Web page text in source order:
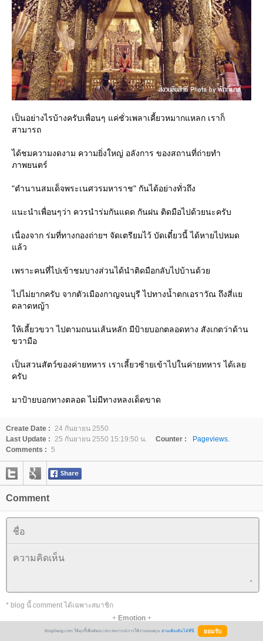
เป็นอย่างไรบ้างครับเพื่อนๆ แค่ชั่วเพลาเคี้ยวหมากแหลก เราก็
สามารถ
ได้ชมความงดงาม ความยิ่งใหญ่ อลังการ ของสถานที่ถ่ายทำ
ภาพยนตร์
"ตำนานสมเด็จพระเนศวรมหาราช" กันได้อย่างทั่วถึง
แนะนำเพื่อนๆว่า ควรนำร่มกันแดด กันฝน ติดมือไปด้วยนะครับ
เนื่องจาก ร่มที่ทางกองถ่ายฯ จัดเตรียมไว้ บัดเดี๋ยวนี้ ได้หายไปหมด
แล้ว
เพราะคนที่ไปเข้าชมบางส่วนได้นำติดมือกลับไปบ้านด้วย
ไปไม่ยากครับ จากตัวเมืองกาญจนบุรี ไปทางน้ำตกเอราวัณ ถึงสี่แย
ดลาดหญ้า
ให้เลี้ยวขวา ไปตามถนนเส้นหลัก มีป้ายบอกตลอดทาง สังเกตว่าด้าน
ขวามือ
เป็นสวนสัตว์ของค่ายทหาร เราเลี้ยวซ้ายเข้าไปในค่ายทหาร ได้เลย
ครับ
มาป้ายบอกทางตลอด ไม่มีทางหลงเด็ดขาด
Create Date : 24 กันยายน 2550
Last Update : 25 กันยายน 2550 15:19:50 น. Counter :
Pageviews.
Comments : 5
Comment
* blog นี้ comment ได้เฉพาะสมาชิก
+ Emotion+
BlogGang.com ใช้คุกกี้เพื่อพัฒนาประสบการณ์การใช้งานของคุณ อ่านเพิ่มเติมได้ที่นี่